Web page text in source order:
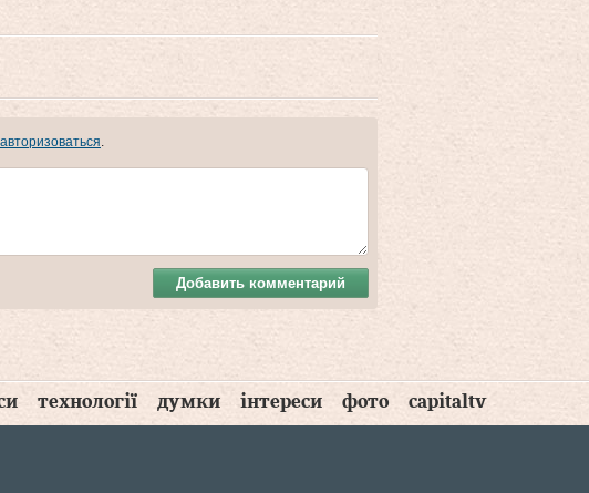
авторизоваться.
Добавить комментарий
технології думки інтереси фото capitaltv